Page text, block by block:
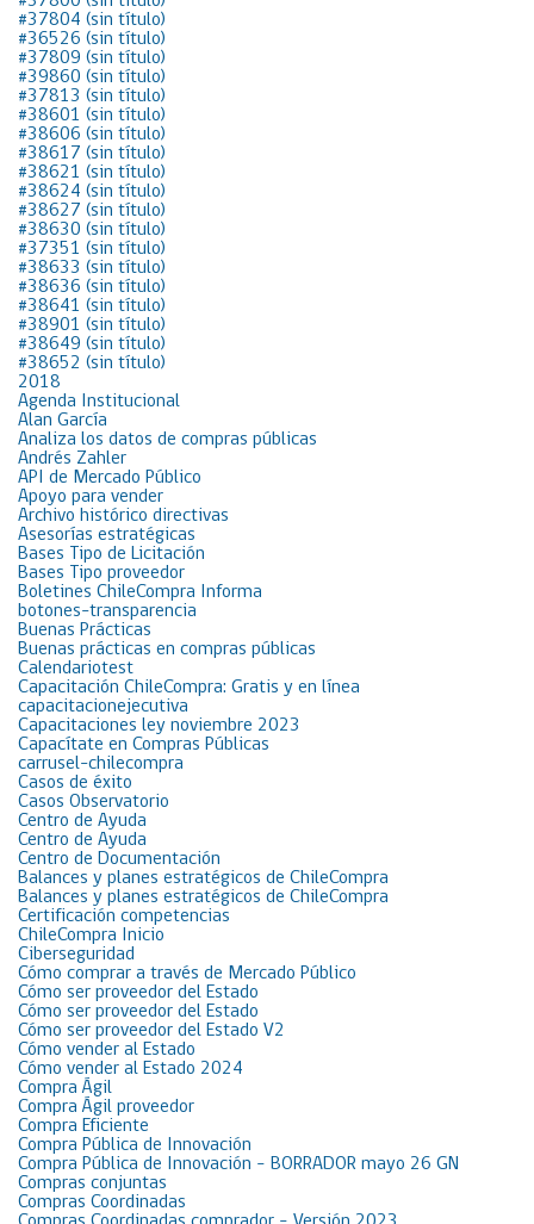
#37804 (sin título)
#36526 (sin título)
#37809 (sin título)
#39860 (sin título)
#37813 (sin título)
#38601 (sin título)
#38606 (sin título)
#38617 (sin título)
#38621 (sin título)
#38624 (sin título)
#38627 (sin título)
#38630 (sin título)
#37351 (sin título)
#38633 (sin título)
#38636 (sin título)
#38641 (sin título)
#38901 (sin título)
#38649 (sin título)
#38652 (sin título)
2018
Agenda Institucional
Alan García
Analiza los datos de compras públicas
Andrés Zahler
API de Mercado Público
Apoyo para vender
Archivo histórico directivas
Asesorías estratégicas
Bases Tipo de Licitación
Bases Tipo proveedor
Boletines ChileCompra Informa
botones-transparencia
Buenas Prácticas
Buenas prácticas en compras públicas
Calendariotest
Capacitación ChileCompra: Gratis y en línea
capacitacionejecutiva
Capacitaciones ley noviembre 2023
Capacítate en Compras Públicas
carrusel-chilecompra
Casos de éxito
Casos Observatorio
Centro de Ayuda
Centro de Ayuda
Centro de Documentación
Balances y planes estratégicos de ChileCompra
Balances y planes estratégicos de ChileCompra
Certificación competencias
ChileCompra Inicio
Ciberseguridad
Cómo comprar a través de Mercado Público
Cómo ser proveedor del Estado
Cómo ser proveedor del Estado
Cómo ser proveedor del Estado V2
Cómo vender al Estado
Cómo vender al Estado 2024
Compra Ágil
Compra Ágil proveedor
Compra Eficiente
Compra Pública de Innovación
Compra Pública de Innovación – BORRADOR mayo 26 GN
Compras conjuntas
Compras Coordinadas